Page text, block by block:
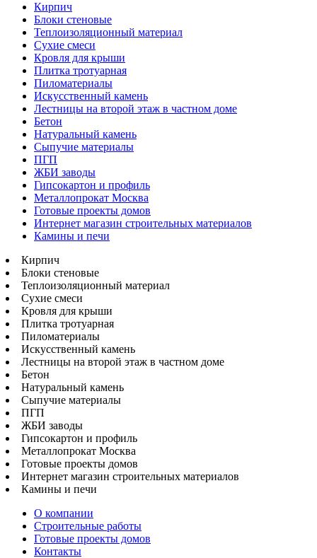
Кирпич
Блоки стеновые
Теплоизоляционный материал
Сухие смеси
Кровля для крыши
Плитка тротуарная
Пиломатериалы
Искусственный камень
Лестницы на второй этаж в частном доме
Бетон
Натуральный камень
Сыпучие материалы
ПГП
ЖБИ заводы
Гипсокартон и профиль
Металлопрокат Москва
Готовые проекты домов
Интернет магазин строительных материалов
Камины и печи
Кирпич
Блоки стеновые
Теплоизоляционный материал
Сухие смеси
Кровля для крыши
Плитка тротуарная
Пиломатериалы
Искусственный камень
Лестницы на второй этаж в частном доме
Бетон
Натуральный камень
Сыпучие материалы
ПГП
ЖБИ заводы
Гипсокартон и профиль
Металлопрокат Москва
Готовые проекты домов
Интернет магазин строительных материалов
Камины и печи
О компании
Строительные работы
Готовые проекты домов
Контакты